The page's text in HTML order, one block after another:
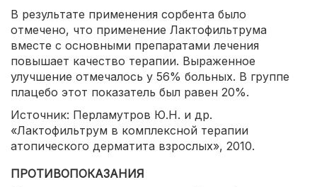
В результате применения сорбента было
отмечено, что применение Лактофильтрума
вместе с основными препаратами лечения
повышает качество терапии. Выраженное
улучшение отмечалось у 56% больных. В группе
плацебо этот показатель был равен 20%.
Источник: Перламутров Ю.Н. и др.
«Лактофильтрум в комплексной терапии
атопического дерматита взрослых», 2010.
ПРОТИВОПОКАЗАНИЯ